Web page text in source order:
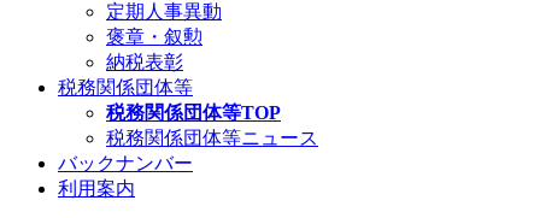
定期人事異動
褒章・叙勲
納税表彰
税務関係団体等
税務関係団体等TOP
税務関係団体等ニュース
バックナンバー
利用案内